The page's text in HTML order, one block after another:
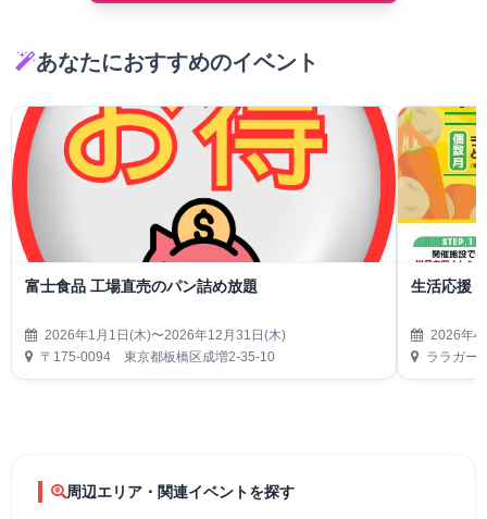
あなたにおすすめのイベント
富士食品 工場直売のパン詰め放題
2026年1月1日(木)〜2026年12月31日(木)
〒175-0094 東京都板橋区成増2-35-10
生活応援
2026年4
ララガー
周辺エリア・関連イベントを探す